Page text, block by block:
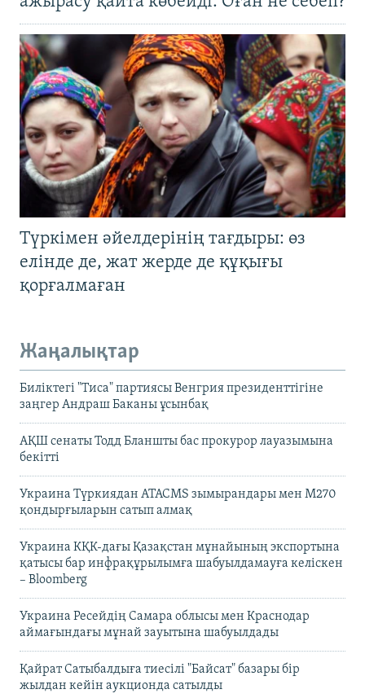
Түркімен әйелдерінің тағдыры: өз
елінде де, жат жерде де құқығы
қорғалмаған
Жаңалықтар
Биліктегі "Тиса" партиясы Венгрия президенттігіне
заңгер Андраш Баканы ұсынбақ
АҚШ сенаты Тодд Бланшты бас прокурор лауазымына
бекітті
Украина Түркиядан ATACMS зымырандары мен M270
қондырғыларын сатып алмақ
Украина КҚК-дағы Қазақстан мұнайының экспортына
қатысы бар инфрақұрылымға шабуылдамауға келіскен
– Bloomberg
Украина Ресейдің Самара облысы мен Краснодар
аймағындағы мұнай зауытына шабуылдады
Қайрат Сатыбалдыға тиесілі "Байсат" базары бір
жылдан кейін аукционда сатылды